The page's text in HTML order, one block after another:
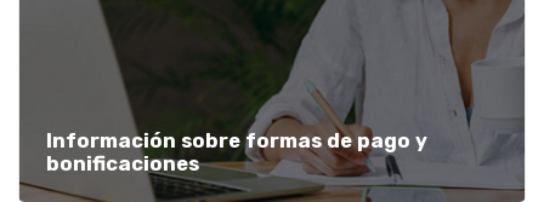
Información sobre formas de pago y
bonificaciones